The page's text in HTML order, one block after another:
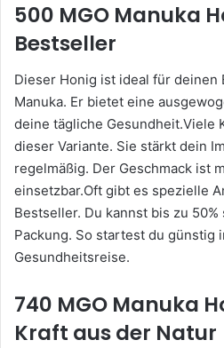
500 MGO Manuka
Bestseller
Dieser Honig ist ideal für deinen
Manuka. Er bietet eine
deine tägliche Gesundheit.Viele
dieser Variante. Sie stärkt dein
regelmäßig. Der Geschmack ist
einsetzbar.Oft gibt es spezielle
Bestseller. Du kannst bis zu
Packung. So startest du günstig
Gesundheitsreise.
740 MGO Manuka
Kraft aus der Natur